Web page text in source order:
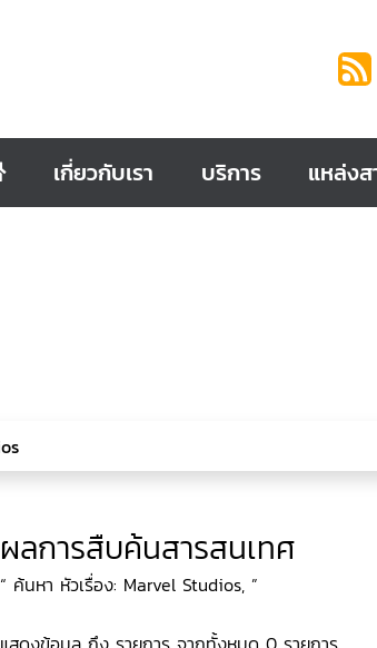
เกี่ยวกับเรา บริการ แหล่งส
ผลการสืบค้นสารสนเทศ
“ ค้นหา หัวเรื่อง: Marvel Studios, ”